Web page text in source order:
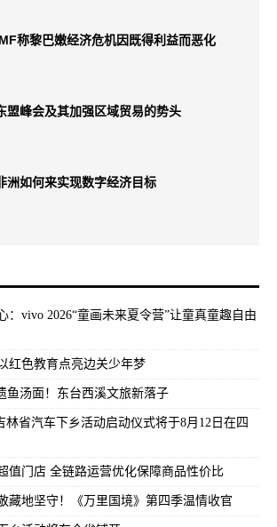
称黎巴嫩经济危机因既得利益而恶化
盟峰会及其加强区域贸易的势头
洲如何来实现数字经济目标
：vivo 2026“童画未来夏令营”让童真童趣自由
红色教育点亮边关少年梦
鱼汤面！东台西溪文旅新落子
林省汽车下乡活动启动仪式将于8月12日在四
值门店 全链路运营优化保障商品性价比
藏地坚守！《万里国境》第四季温情收官